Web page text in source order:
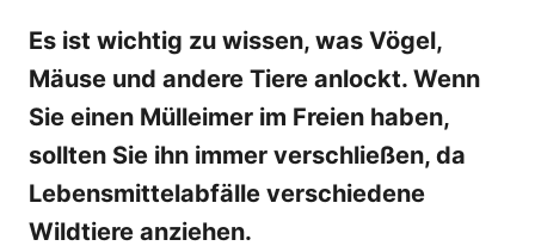
Es ist wichtig zu wissen, was Vögel,
Mäuse und andere Tiere anlockt. Wenn
Sie einen Mülleimer im Freien haben,
sollten Sie ihn immer verschließen, da
Lebensmittelabfälle verschiedene
Wildtiere anziehen.